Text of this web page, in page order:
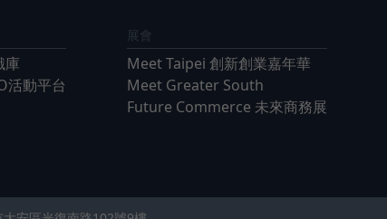
庫
活動平台
展會
Meet Taipei 創新創業嘉年華
Meet Greater South
Future Commerce 未來商務展